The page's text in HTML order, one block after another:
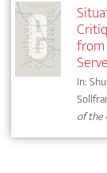
In:
of the